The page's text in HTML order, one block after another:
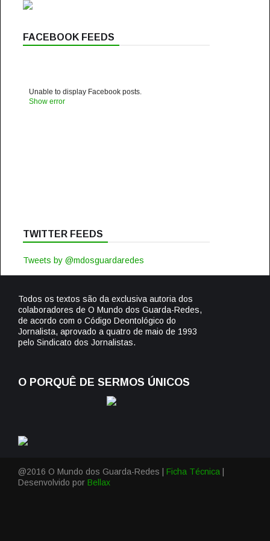
FACEBOOK FEEDS
Unable to display Facebook posts.
Show error
TWITTER FEEDS
Tweets by @mdosguardaredes
Todos os textos são da exclusiva autoria dos
colaboradores de O Mundo dos Guarda-Redes,
de acordo com o Código Deontológico do
Jornalista, aprovado a quatro de maio de 1993
pelo Sindicato dos Jornalistas.
O PORQUÊ DE SERMOS ÚNICOS
@2016 O Mundo dos Guarda-Redes | Ficha Técnica
Desenvolvido por Bellax